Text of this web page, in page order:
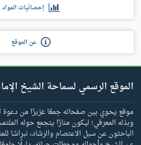
إحصائيات المواد
عن الموقع
الموقع الرسمي لسماحة الشيخ
موقع يحوي بين صفحاته جمعًا غزيرًا من دعوة
وبذله المعرفي؛ ليكون منارًا يتجمع حوله
الباحثون عن سبل الاعتصام والرشاد، نبراسًا